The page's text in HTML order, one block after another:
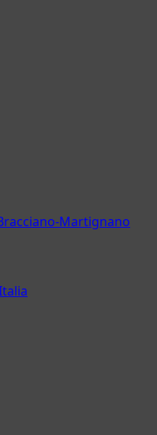
Martignano